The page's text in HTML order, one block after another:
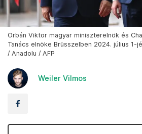
Orbán Viktor magyar miniszterelnök és
Tanács elnöke Brüsszelben 2024. július 1-
/ Anadolu / AFP
Weiler Vilmos